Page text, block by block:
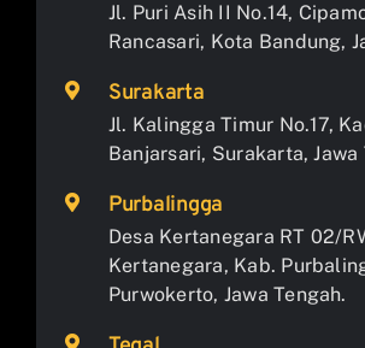
Jl. Puri Asih II No.14,
Rancasari, Kota Bandung,
Surakarta
Jl. Kalingga Timur No.17,
Banjarsari, Surakarta, Jawa
Purbalingga
Desa Kertanegara RT 02/
Kertanegara, Kab.
Purwokerto, Jawa Tengah.